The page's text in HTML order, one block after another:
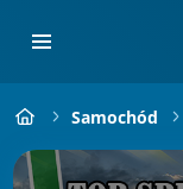
Samochód